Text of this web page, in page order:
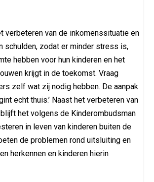
verbeteren van de inkomenssituatie en
schulden, zodat er minder stress is,
hebben voor hun kinderen en het
krijgt in de toekomst. Vraag
zelf wat zij nodig hebben. De aanpak
echt thuis.’ Naast het verbeteren van
het volgens de Kinderombudsman
in leven van kinderen buiten de
de problemen rond uitsluiting en
herkennen en kinderen hierin